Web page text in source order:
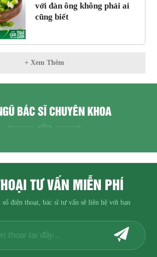
với đàn ông không phải ai
cũng biết
+ Xem Thêm
BÁC SĨ CHUYÊN KHOA
TƯ VẤN MIỄN PHÍ
điện thoại, bác sĩ tư vấn sẽ liên hệ với bạn